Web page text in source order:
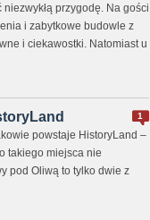
przygodę. Na gości
i zabytkowe budowle z
i ciekawostki. Natomiast u
1
powstaje HistoryLand –
takiego miejsca nie
pod Oliwą to tylko dwie z